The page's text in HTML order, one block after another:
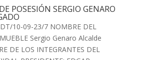
POSESIÓN SERGIO GENARO
10-09-23/7 NOMBRE DEL
Sergio Genaro Alcalde
DE LOS INTEGRANTES DEL